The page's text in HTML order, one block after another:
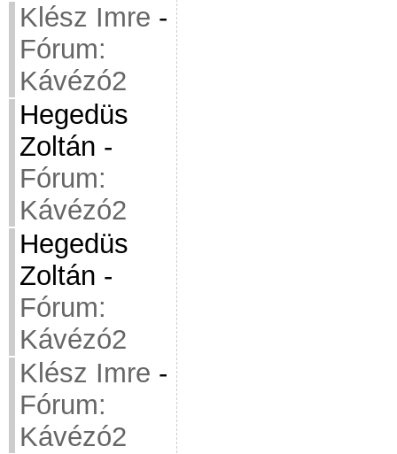
Klész Imre -
Fórum:
Kávézó2
Hegedüs
Zoltán -
Fórum:
Kávézó2
Hegedüs
Zoltán -
Fórum:
Kávézó2
Klész Imre -
Fórum:
Kávézó2